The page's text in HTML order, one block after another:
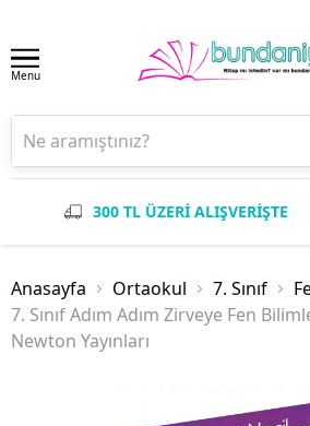
Menu
300 TL ÜZERİ ALIŞVERİŞTE
Anasayfa Ortaokul 7. Sınıf
7. Sınıf Adım Adım Zirveye Fen
Newton Yayınları